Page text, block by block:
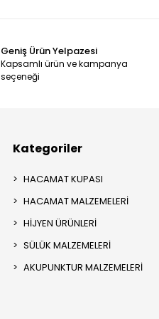
Geniş Ürün Yelpazesi
Kapsamlı ürün ve kampanya
seçeneği
Kategoriler
HACAMAT KUPASI
HACAMAT MALZEMELERİ
HİJYEN ÜRÜNLERİ
SÜLÜK MALZEMELERİ
AKUPUNKTUR MALZEMELERİ